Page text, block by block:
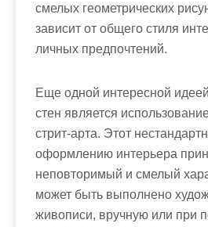
смелых геометрических
зависит от общего стиля
личных предпочтений.
Еще одной интересной
стен является
стрит-арта. Этот
оформлению интерьера
неповторимый и смелый
может быть выполнено
живописи, вручную или при